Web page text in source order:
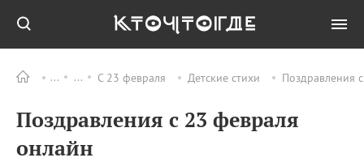
С 23 февраля Детские стихи Поздравления
Поздравления с 23 февраля
онлайн
ПРАЗДНИКИ Все
11.08
Рождество святителя
Николая Чудотворца